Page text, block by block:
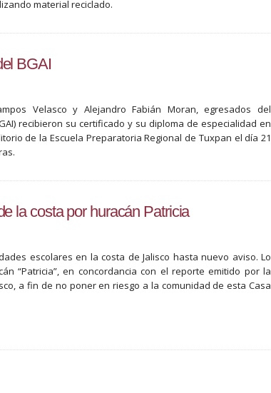
material reciclado.
BGAI
Velasco y Alejandro Fabián Moran, egresados del
recibieron su certificado y su diploma de especialidad en
de la Escuela Preparatoria Regional de Tuxpan el día 21
la costa por huracán Patricia
escolares en la costa de Jalisco hasta nuevo aviso. Lo
“Patricia”, en concordancia con el reporte emitido por la
a fin de no poner en riesgo a la comunidad de esta Casa